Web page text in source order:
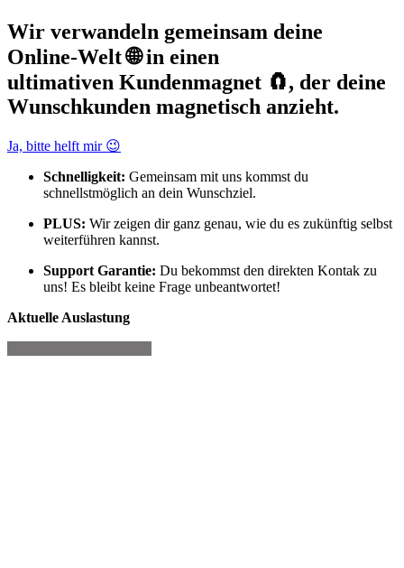
Wir verwandeln gemeinsam deine
Online-Welt 🌐 in einen
ultimativen Kundenmagnet 🧲, der deine
Wunsch­kunden magnetisch anzieht.
Ja, bitte helft mir 😉
Schnelligkeit: Gemeinsam mit uns kommst du
schnellstmöglich an dein Wunschziel.
PLUS: Wir zeigen dir ganz genau, wie du es zukünftig selbst
weiterführen kannst.
Support Garantie: Du bekommst den direkten Kontak zu
uns! Es bleibt keine Frage unbeantwortet!
Aktuelle Auslastung